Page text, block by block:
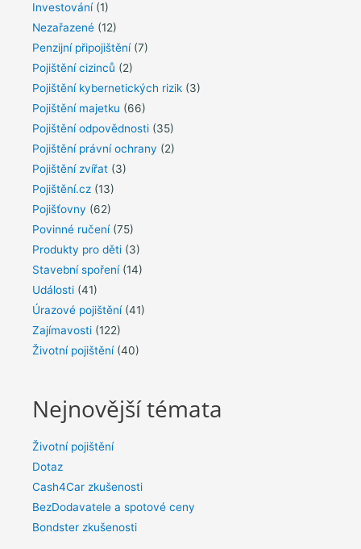
Investování(1)
Nezařazené (12)
Penzijní připojištění(7)
Pojištění cizinců (2)
Pojištění kybernetických rizik (3)
Pojištění majetku (66)
Pojištění odpovědnosti (35)
Pojištění právní ochrany (2)
Pojištění zvířat (3)
Pojištění.cz (13)
Pojišťovny (62)
Povinné ručení(75)
Produkty pro děti (3)
Stavební spoření(14)
Události (41)
Úrazové pojištění(41)
Zajímavosti (122)
Životní pojištění(40)
Nejnovější témata
Životní pojištění
Dotaz
Cash4Car zkušenosti
BezDodavatele a spotové ceny
Bondster zkušenosti